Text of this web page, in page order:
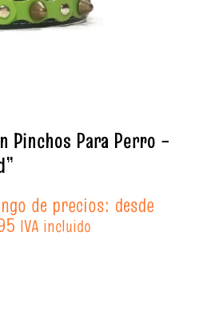
Pinchos Para Perro –
de precios: desde
IVA incluido